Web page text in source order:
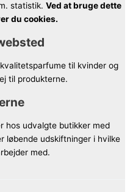
statistik. Ved at bruge dette
du cookies.
til kvinder og
til produkterne.
hos udvalgte butikker med
løbende udskiftninger i hvilke
med.